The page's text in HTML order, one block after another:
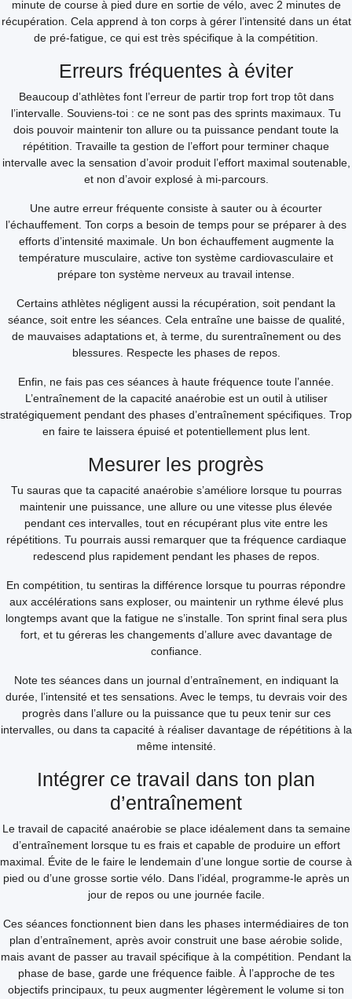
minute de course à pied dure en sortie de vélo, avec 2 minutes de
récupération. Cela apprend à ton corps à gérer l’intensité dans un état
de pré-fatigue, ce qui est très spécifique à la compétition.
Erreurs fréquentes à éviter
Beaucoup d’athlètes font l’erreur de partir trop fort trop tôt dans
l’intervalle. Souviens-toi : ce ne sont pas des sprints maximaux. Tu
dois pouvoir maintenir ton allure ou ta puissance pendant toute la
répétition. Travaille ta gestion de l’effort pour terminer chaque
intervalle avec la sensation d’avoir produit l’effort maximal soutenable,
et non d’avoir explosé à mi-parcours.
Une autre erreur fréquente consiste à sauter ou à écourter
l’échauffement. Ton corps a besoin de temps pour se préparer à des
efforts d’intensité maximale. Un bon échauffement augmente la
température musculaire, active ton système cardiovasculaire et
prépare ton système nerveux au travail intense.
Certains athlètes négligent aussi la récupération, soit pendant la
séance, soit entre les séances. Cela entraîne une baisse de qualité,
de mauvaises adaptations et, à terme, du surentraînement ou des
blessures. Respecte les phases de repos.
Enfin, ne fais pas ces séances à haute fréquence toute l’année.
L’entraînement de la capacité anaérobie est un outil à utiliser
stratégiquement pendant des phases d’entraînement spécifiques. Trop
en faire te laissera épuisé et potentiellement plus lent.
Mesurer les progrès
Tu sauras que ta capacité anaérobie s’améliore lorsque tu pourras
maintenir une puissance, une allure ou une vitesse plus élevée
pendant ces intervalles, tout en récupérant plus vite entre les
répétitions. Tu pourrais aussi remarquer que ta fréquence cardiaque
redescend plus rapidement pendant les phases de repos.
En compétition, tu sentiras la différence lorsque tu pourras répondre
aux accélérations sans exploser, ou maintenir un rythme élevé plus
longtemps avant que la fatigue ne s’installe. Ton sprint final sera plus
fort, et tu géreras les changements d’allure avec davantage de
confiance.
Note tes séances dans un journal d’entraînement, en indiquant la
durée, l’intensité et tes sensations. Avec le temps, tu devrais voir des
progrès dans l’allure ou la puissance que tu peux tenir sur ces
intervalles, ou dans ta capacité à réaliser davantage de répétitions à la
même intensité.
Intégrer ce travail dans ton plan
d’entraînement
Le travail de capacité anaérobie se place idéalement dans ta semaine
d’entraînement lorsque tu es frais et capable de produire un effort
maximal. Évite de le faire le lendemain d’une longue sortie de course à
pied ou d’une grosse sortie vélo. Dans l’idéal, programme-le après un
jour de repos ou une journée facile.
Ces séances fonctionnent bien dans les phases intermédiaires de ton
plan d’entraînement, après avoir construit une base aérobie solide,
mais avant de passer au travail spécifique à la compétition. Pendant la
phase de base, garde une fréquence faible. À l’approche de tes
objectifs principaux, tu peux augmenter légèrement le volume si ton